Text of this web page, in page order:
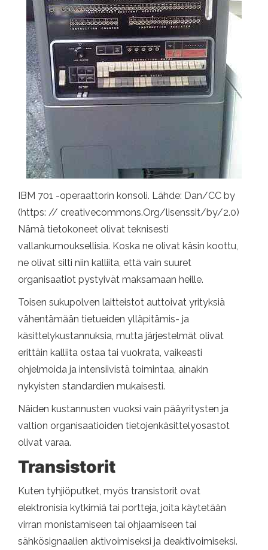
IBM 701 -operaattorin konsoli. Lähde: Dan/CC by
(https: // creativecommons.Org/lisenssit/by/2.0)
Nämä tietokoneet olivat teknisesti
vallankumouksellisia. Koska ne olivat käsin koottu,
ne olivat silti niin kalliita, että vain suuret
organisaatiot pystyivät maksamaan heille.
Toisen sukupolven laitteistot auttoivat yrityksiä
vähentämään tietueiden ylläpitämis- ja
käsittelykustannuksia, mutta järjestelmät olivat
erittäin kalliita ostaa tai vuokrata, vaikeasti
ohjelmoida ja intensiivistä toimintaa, ainakin
nykyisten standardien mukaisesti.
Näiden kustannusten vuoksi vain pääyritysten ja
valtion organisaatioiden tietojenkäsittelyosastot
olivat varaa.
Transistorit
Kuten tyhjiöputket, myös transistorit ovat
elektronisia kytkimiä tai portteja, joita käytetään
virran monistamiseen tai ohjaamiseen tai
sähkösignaalien aktivoimiseksi ja deaktivoimiseksi.